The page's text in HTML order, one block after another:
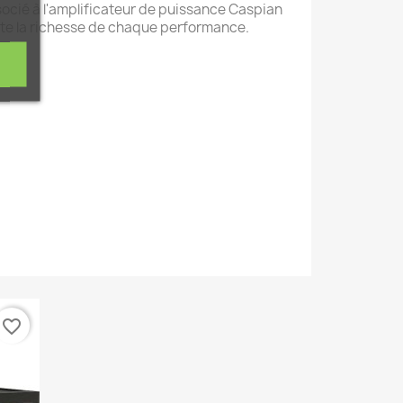
à l'amplificateur de puissance Caspian
la richesse de chaque performance.
favorite_border